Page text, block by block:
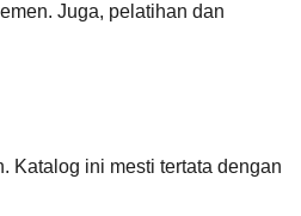
Juga, pelatihan dan
Katalog ini mesti tertata dengan